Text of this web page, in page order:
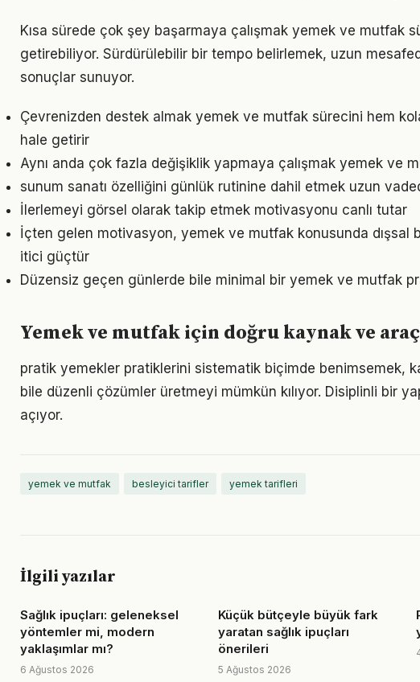
Kısa sürede çok şey başarmaya çalışmak yemek ve mutfak
getirebiliyor. Sürdürülebilir bir tempo belirlemek, uzun
sonuçlar sunuyor.
Çevrenizden destek almak yemek ve mutfak sürecini hem
hale getirir
Aynı anda çok fazla değişiklik yapmaya çalışmak yemek ve
sunum sanatı özelliğini günlük rutinine dahil etmek uzun
İlerlemeyi görsel olarak takip etmek motivasyonu canlı tutar
İçten gelen motivasyon, yemek ve mutfak konusunda dışsal
itici güçtür
Düzensiz geçen günlerde bile minimal bir yemek ve mutfak
Yemek ve mutfak için doğru kaynak ve
pratik yemekler pratiklerini sistematik biçimde benimsemek,
bile düzenli çözümler üretmeyi mümkün kılıyor. Disiplinli bir
açıyor.
yemek ve mutfak besleyici tarifler yemek tarifleri
İlgili yazılar
Sağlık ipuçları: geleneksel
yöntemler mi, modern
yaklaşımlar mı?
6 Ağustos 2026
Küçük bütçeyle büyük fark
yaratan sağlık ipuçları
önerileri
5 Ağustos 2026